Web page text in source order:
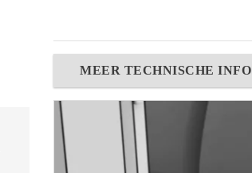
MEER TECHNISCHE INFO